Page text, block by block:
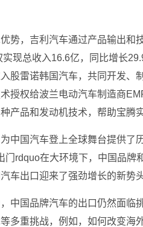
势，吉利汽车通过产品输出和
现总收入16.6亿，同比增长
股雷诺韩国汽车，共同开发、
授权给波兰电动汽车制造商
产品和发动机技术，帮助宝腾
中国汽车登上全球舞台提供了
rdquo在大环境下，中国品牌
车出口迎来了强劲增长的新势头
中国品牌汽车的出口仍然面临
多重挑战，例如，如何改变海